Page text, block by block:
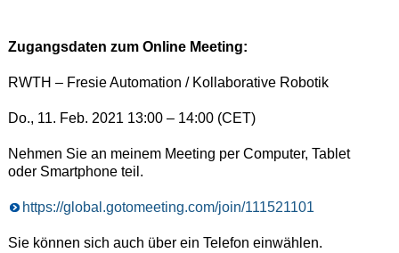
Zugangsdaten zum Online Meeting:
RWTH – Fresie Automation / Kollaborative Robotik
Do., 11. Feb. 2021 13:00 – 14:00 (CET)
Nehmen Sie an meinem Meeting per Computer, Tablet
oder Smartphone teil.
https://global.gotomeeting.com/join/111521101
Sie können sich auch über ein Telefon einwählen.